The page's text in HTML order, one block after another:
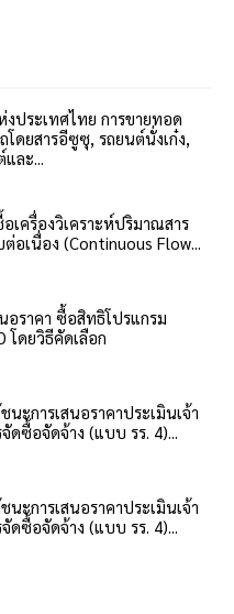
ประเทศไทย การขายทอด
โดยสารอีซูซุ, รถยนต์นั่งเก๋ง,
ละ...
เครื่องวิเคราะห์ปริมาณสาร
อเนื่อง (Continuous Flow...
อราคา ซื้อสิทธิโปรแกรม
โดยวิธีคัดเลือก
นะการเสนอราคาประเมินเจ้า
ดซื้อจัดจ้าง (แบบ รร. 4)...
นะการเสนอราคาประเมินเจ้า
ดซื้อจัดจ้าง (แบบ รร. 4)...